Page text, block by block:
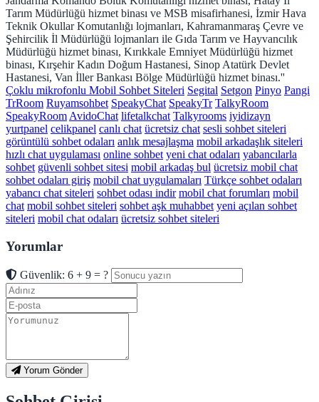
Tarım Müdürlüğü hizmet binası ve MSB misafirhanesi, İzmir Hava
Teknik Okullar Komutanlığı lojmanları, Kahramanmaraş Çevre ve
Şehircilik İl Müdürlüğü lojmanları ile Gıda Tarım ve Hayvancılık
Müdürlüğü hizmet binası, Kırıkkale Emniyet Müdürlüğü hizmet
binası, Kırşehir Kadın Doğum Hastanesi, Sinop Atatürk Devlet
Hastanesi, Van İller Bankası Bölge Müdürlüğü hizmet binası.''
Çoklu mikrofonlu Mobil Sohbet Siteleri Segital Setgon Pinyo Pangi
TrRoom Ruyamsohbet SpeakyChat SpeakyTr TalkyRoom
SpeakyRoom AvidoChat lifetalkchat Talkyrooms iyidizayn
yurtpanel celikpanel canlı chat ücretsiz chat sesli sohbet siteleri
görüntülü sohbet odaları anlık mesajlaşma mobil arkadaşlık siteleri
hızlı chat uygulaması online sohbet yeni chat odaları yabancılarla
sohbet güvenli sohbet sitesi mobil arkadaş bul ücretsiz mobil chat
sohbet odaları giriş mobil chat uygulamaları Türkçe sohbet odaları
yabancı chat siteleri sohbet odası indir mobil chat forumları mobil
chat mobil sohbet siteleri sohbet aşk muhabbet yeni açılan sohbet
siteleri mobil chat odaları ücretsiz sohbet siteleri
Yorumlar
Güvenlik: 6 + 9 = ?
Yorum Gönder